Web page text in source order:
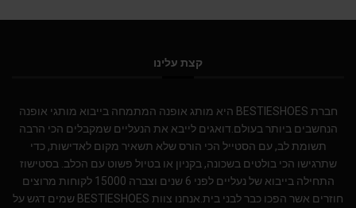
קצת עלינו
חברת BESTIESHOES היא מותג אופנה המתמחה בייבוא מותגי אופנה
הנחשבים ביותר בעולם.דואגים לייבא את הנעליים שמקבלים הכי הרבה
תשומת לב, עם הסטייל הכי הורס שלא תשאיר מקום לאדישות, כדי
שתרגישו הכי בולטים בשכונה, בקניון או בטיול פשוט עם הכלב. בסטישוז
התחילה בייבוא של נעליים לפני 6 שנים וצברה 15000 לקוחות מרוצים
חוזרים אשר הפכו כבר לבני בית.אנחנו צוות BESTIESHOES שמים דגש על